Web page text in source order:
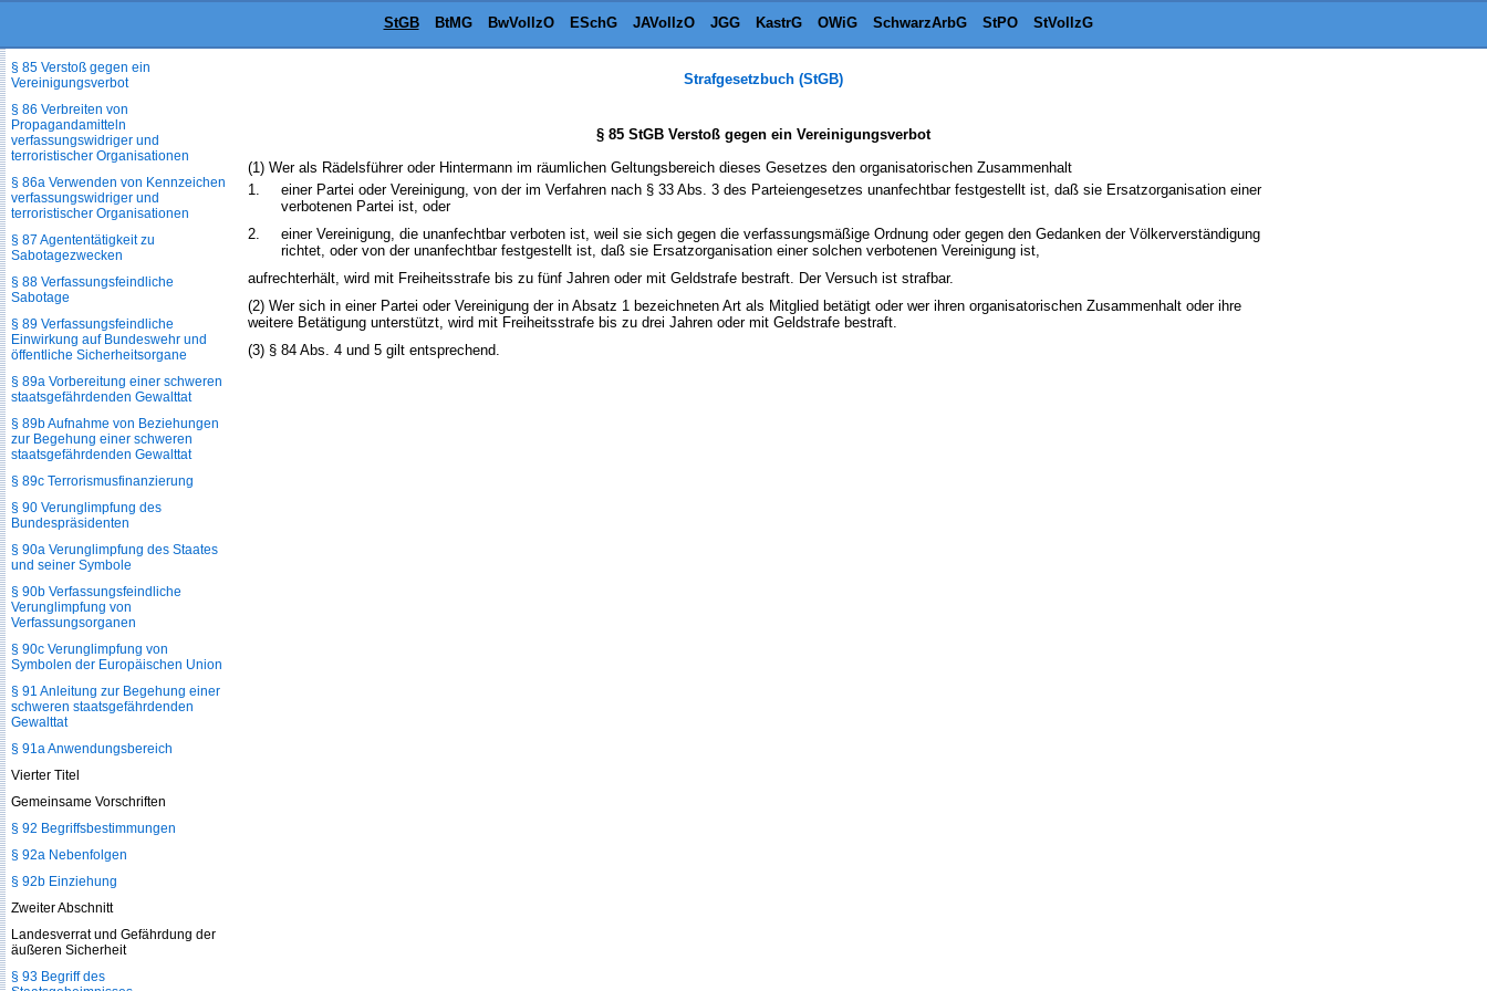
StGB BtMG BwVollzO ESchG JAVollzO JGG KastrG OWiG SchwarzArbG StPO StVollzG
Strafgesetzbuch (StGB)
§ 85 StGB Verstoß gegen ein Vereinigungsverbot
(1) Wer als Rädelsführer oder Hintermann im räumlichen Geltungsbereich dieses Gesetzes den organisatorischen Zusammenhalt
1.
einer Partei oder Vereinigung, von der im Verfahren nach § 33 Abs. 3 des Parteiengesetzes unanfechtbar festgestellt ist, daß sie Ersatzorganisation einer
verbotenen Partei ist, oder
2.
einer Vereinigung, die unanfechtbar verboten ist, weil sie sich gegen die verfassungsmäßige Ordnung oder gegen den Gedanken der Völkerverständigung
richtet, oder von der unanfechtbar festgestellt ist, daß sie Ersatzorganisation einer solchen verbotenen Vereinigung ist,
aufrechterhält, wird mit Freiheitsstrafe bis zu fünf Jahren oder mit Geldstrafe bestraft. Der Versuch ist strafbar.
(2) Wer sich in einer Partei oder Vereinigung der in Absatz 1 bezeichneten Art als Mitglied betätigt oder wer ihren organisatorischen Zusammenhalt oder ihre
weitere Betätigung unterstützt, wird mit Freiheitsstrafe bis zu drei Jahren oder mit Geldstrafe bestraft.
(3) § 84 Abs. 4 und 5 gilt entsprechend.
§ 85 Verstoß gegen ein
Vereinigungsverbot
§ 86 Verbreiten von
Propagandamitteln
verfassungswidriger und
terroristischer Organisationen
§ 86a Verwenden von Kennzeichen
verfassungswidriger und
terroristischer Organisationen
§ 87 Agententätigkeit zu
Sabotagezwecken
§ 88 Verfassungsfeindliche
Sabotage
§ 89 Verfassungsfeindliche
Einwirkung auf Bundeswehr und
öffentliche Sicherheitsorgane
§ 89a Vorbereitung einer schweren
staatsgefährdenden Gewalttat
§ 89b Aufnahme von Beziehungen
zur Begehung einer schweren
staatsgefährdenden Gewalttat
§ 89c Terrorismusfinanzierung
§ 90 Verunglimpfung des
Bundespräsidenten
§ 90a Verunglimpfung des Staates
und seiner Symbole
§ 90b Verfassungsfeindliche
Verunglimpfung von
Verfassungsorganen
§ 90c Verunglimpfung von
Symbolen der Europäischen Union
§ 91 Anleitung zur Begehung einer
schweren staatsgefährdenden
Gewalttat
§ 91a Anwendungsbereich
Vierter Titel
Gemeinsame Vorschriften
§ 92 Begriffsbestimmungen
§ 92a Nebenfolgen
§ 92b Einziehung
Zweiter Abschnitt
Landesverrat und Gefährdung der
äußeren Sicherheit
§ 93 Begriff des